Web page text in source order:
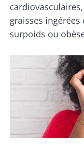
graisses ingérées
surpoids ou